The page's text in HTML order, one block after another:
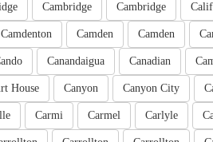
Cambridge
Cambridge
Camden
Camden
Camdenton
Canadian
Canandaigua
Canyon City
Canyon
House
Carlyle
Carmel
Carmi